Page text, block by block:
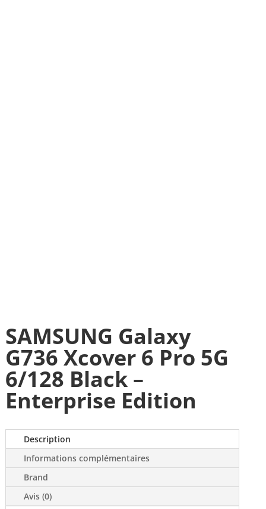
SAMSUNG Galaxy
G736 Xcover 6 Pro 5G
6/128 Black –
Enterprise Edition
Description
Informations complémentaires
Brand
Avis (0)